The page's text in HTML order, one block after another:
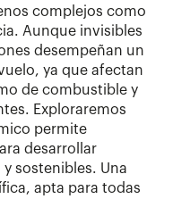
complejos como
Aunque invisibles
desempeñan un
ya que afectan
de combustible y
Exploraremos
permite
desarrollar
sostenibles. Una
apta para todas